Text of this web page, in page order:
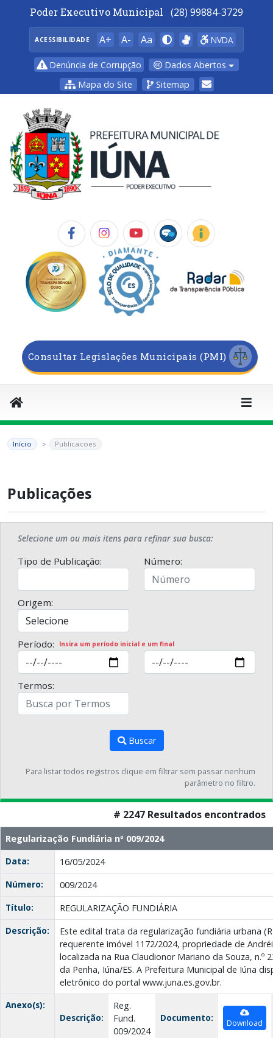
Poder Executivo Municipal (28) 99884-3729
ACESSIBILIDADE A+ A- Aa NVDA
Denúncia de Corrupção
Dados Abertos
Mapa do Site
Sitemap
Consultar Legislações Municipais (PMI)
Início Publicacoes
Publicações
Selecione um ou mais itens para refinar sua busca:
Tipo de Publicação: Número:
Origem:
Período: Insira um período inicial e um final
Termos:
Buscar
Para listar todos registros clique em filtrar sem passar nenhum
parâmetro no filtro.
# 2247 Resultados encontrados
Regularização Fundiária nº 009/2024
Data:
16/05/2024
Número:
009/2024
Título:
REGULARIZAÇÃO FUNDIÁRIA
Descrição:
Este edital trata da regularização fundiária urbana
requerente imóvel 1172/2024, propriedade de
localizada na Rua Claudionor Mariano da Souza, n.º
da Penha, Iúna/ES. A Prefeitura Municipal de Iúna
eletrônico do portal www.juna.es.gov.br.
Anexo(s):
Descrição:
Reg.
Fund.
009/2024
Documento: Download